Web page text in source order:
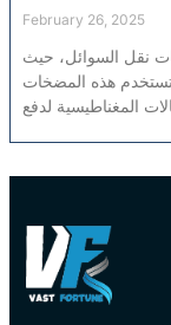
February 26, 2025
نقل السوائل، حيث
تستخدم هذه المضخات
المغناطيسية لدفع